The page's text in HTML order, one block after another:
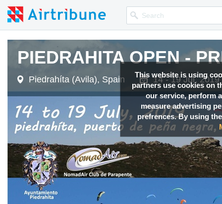
This website is using
partners use cookies on
our service, perform
measure advertising
prefrences. By using
PIEDRAHITA OPEN -
Piedrahíta (Avila), Spain 14 - 19 Jul, 2019
PIEDRAHITA OPEN -
Piedrahíta (Avila), Spain 14 - 19 Jul, 2019
PIEDRAHITA OPEN -
Piedrahíta (Avila), Spain 14 - 19 Jul, 2019
PIEDRAHITA OPEN -
Piedrahíta (Avila), Spain 14 - 19 Jul, 2019
PIEDRAHITA OPEN -
Piedrahíta (Avila), Spain 14 - 19 Jul, 2019